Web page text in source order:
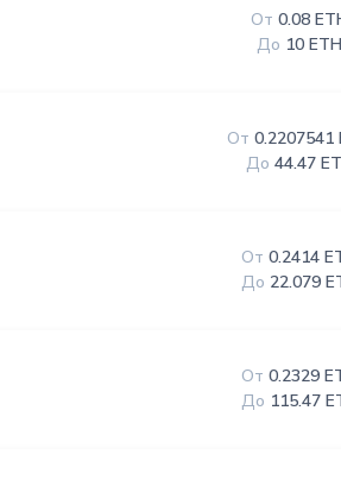
От 0.08
До 10 ETH
От 0.2207541
До 44.47
От 0.2414
До 22.079
От 0.2329
До 115.47